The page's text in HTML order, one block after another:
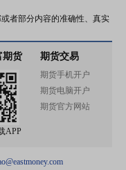
者部分内容的准确性、真实
期货
APP
期货交易
期货手机开户
期货电脑开户
期货官方网站